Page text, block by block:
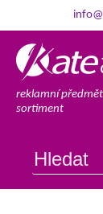
reklamní
sortiment